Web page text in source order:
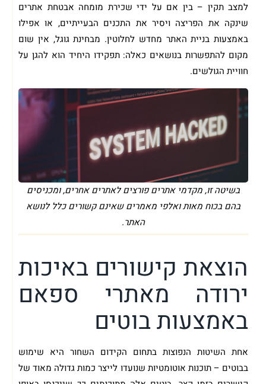
למצב תקין – בין אם על ידי שכירת מומחה אבטחת אתרים
שינקה את הפריצה ויסיר את התכנים הבעייתיים, או אפילו
באמצעות בניית האתר מחדש לחלוטין. מבחינת גוגל, אין שום
מקום להתפשרות בנושאים כאלה: תפקידו היחיד הוא להגן על
חוויית הגולשים.
בשיטה זו, מקדמי אתרים פורצים לאתרים אחרים, ומכניסים
בהם בכוח מאות ואלפי מאמרים שאינם קשורים כלל לנושא
האתר.
הוצאת קישורים באיכות
ירודה מאתרי ספאם
באמצעות בוטים
אחת השיטות הנפוצות בתחום הקידום השחור היא שימוש
בבוטים – תוכנות אוטומטיות שנועדו לייצר כמות גדולה מאוד של